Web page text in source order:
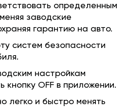
определенным
заводские
гарантию на авто.
систем безопасности
настройкам
кнопку OFF в приложении.
легко и быстро менять